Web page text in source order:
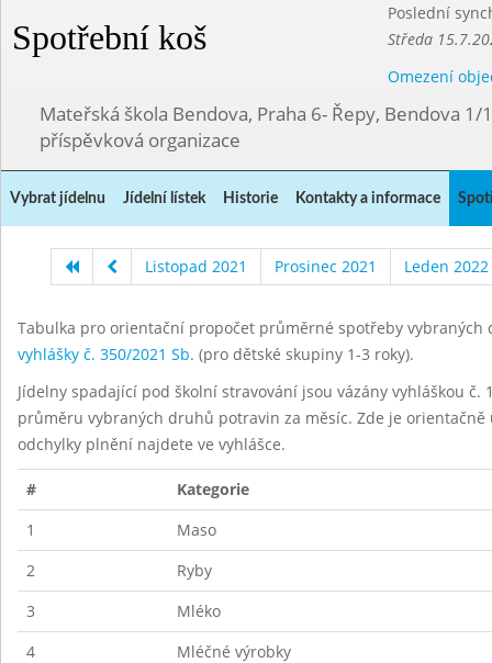
Spotřební koš
Poslední
Středa
Omezení
Mateřská škola Bendova, Praha 6- Řepy, Bendova 1/
příspěvková organizace
Vybrat jídelnu Jídelní lístek Historie Kontakty a informace
Listopad 2021 Prosinec 2021 Leden 2022
Tabulka pro orientační propočet průměrné spotřeby
vyhlášky č. 350/2021 Sb. (pro dětské skupiny 1-3 roky).
Jídelny spadající pod školní stravování jsou vázány vyhláškou
průměru vybraných druhů potravin za měsíc. Zde je
odchylky plnění najdete ve vyhlášce.
#
Kategorie
1
Maso
2
Ryby
3
Mléko
4
Mléčné výrobky